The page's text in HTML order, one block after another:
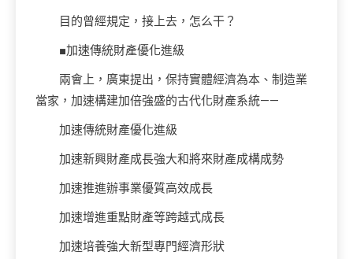
目的曾經規定，接上去，怎么干？
■加速傳統財產優化進級
兩會上，廣東提出，保持實體經濟為本、制造業
當家，加速構建加倍強盛的古代化財產系統——
加速傳統財產優化進級
加速新興財產成長強大和將來財產成構成勢
加速推進辦事業優質高效成長
加速增進重點財產等跨越式成長
加速培養強大新型專門經濟形狀